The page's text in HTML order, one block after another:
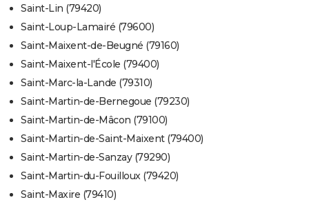
Saint-Lin (79420)
Saint-Loup-Lamairé (79600)
Saint-Maixent-de-Beugné (79160)
Saint-Maixent-l'École (79400)
Saint-Marc-la-Lande (79310)
Saint-Martin-de-Bernegoue (79230)
Saint-Martin-de-Mâcon (79100)
Saint-Martin-de-Saint-Maixent (79400)
Saint-Martin-de-Sanzay (79290)
Saint-Martin-du-Fouilloux (79420)
Saint-Maxire (79410)